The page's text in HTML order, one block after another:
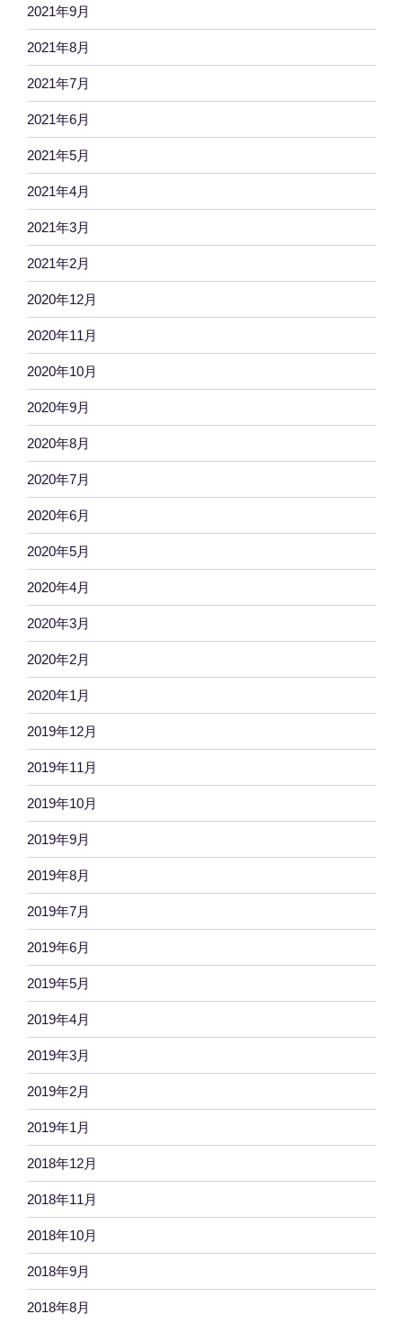
2021年9月
2021年8月
2021年7月
2021年6月
2021年5月
2021年4月
2021年3月
2021年2月
2020年12月
2020年11月
2020年10月
2020年9月
2020年8月
2020年7月
2020年6月
2020年5月
2020年4月
2020年3月
2020年2月
2020年1月
2019年12月
2019年11月
2019年10月
2019年9月
2019年8月
2019年7月
2019年6月
2019年5月
2019年4月
2019年3月
2019年2月
2019年1月
2018年12月
2018年11月
2018年10月
2018年9月
2018年8月